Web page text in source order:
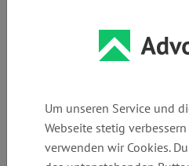
Vorlagen & Musterbriefe
Kreditgebühren
Um unseren Service und
Webseite stetig
verwenden wir Cookies.